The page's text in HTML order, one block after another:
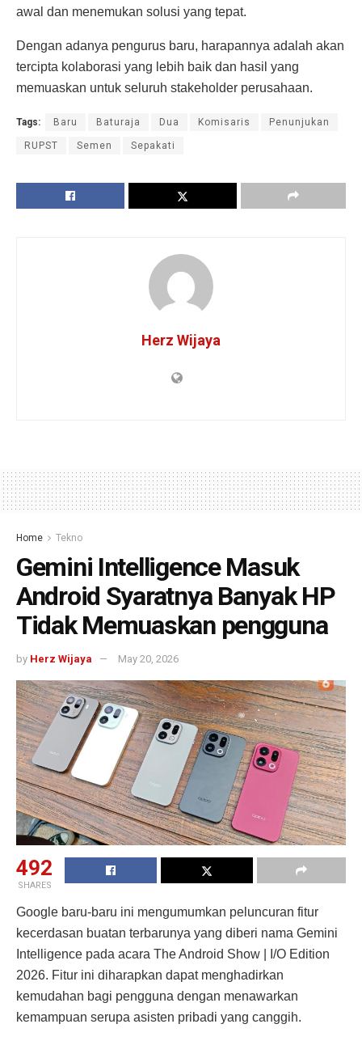
awal dan menemukan solusi yang tepat.
Dengan adanya pengurus baru, harapannya adalah akan
tercipta kolaborasi yang lebih baik dan hasil yang
memuaskan untuk seluruh stakeholder perusahaan.
Tags: Baru Baturaja Dua Komisaris Penunjukan
RUPST Semen Sepakati
Herz Wijaya
Home Tekno
Gemini Intelligence Masuk
Android Syaratnya Banyak HP
Tidak Memuaskan pengguna
by Herz Wijaya May 20, 2026
492
SHARES
Google baru-baru ini mengumumkan peluncuran fitur
kecerdasan buatan terbarunya yang diberi nama Gemini
Intelligence pada acara The Android Show | I/O Edition
2026. Fitur ini diharapkan dapat menghadirkan
kemudahan bagi pengguna dengan menawarkan
kemampuan serupa asisten pribadi yang canggih.